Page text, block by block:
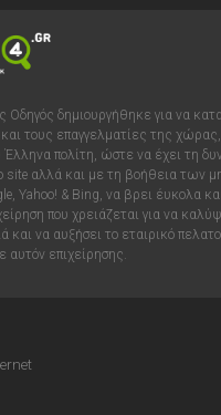
Οδηγός δημιουργήθηκε για να
και τους επαγγελματίες της
πολίτη, ώστε να έχει τη
site αλλά και με τη βοήθεια των
Yahoo! & Bing, να βρει έυκολα
που χρειάζεται για να
και να αυξήσει το εταιρικό
αυτόν επιχείρησης.